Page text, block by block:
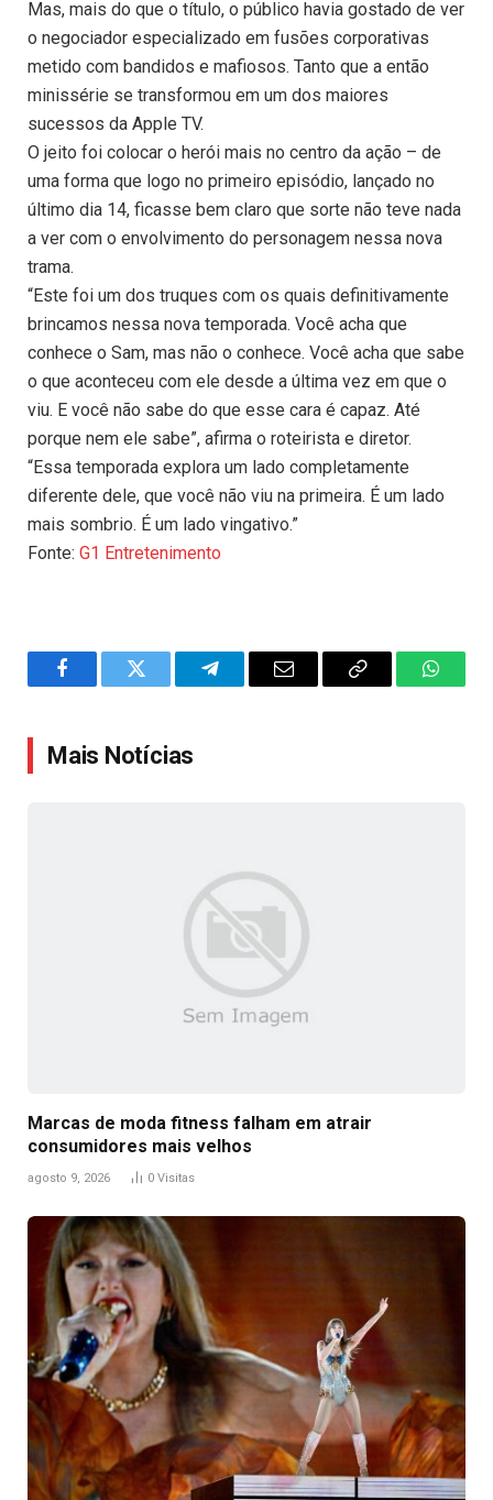
Mas, mais do que o título, o público havia gostado de ver
o negociador especializado em fusões corporativas
metido com bandidos e mafiosos. Tanto que a então
minissérie se transformou em um dos maiores
sucessos da Apple TV.
O jeito foi colocar o herói mais no centro da ação – de
uma forma que logo no primeiro episódio, lançado no
último dia 14, ficasse bem claro que sorte não teve nada
a ver com o envolvimento do personagem nessa nova
trama.
“Este foi um dos truques com os quais definitivamente
brincamos nessa nova temporada. Você acha que
conhece o Sam, mas não o conhece. Você acha que sabe
o que aconteceu com ele desde a última vez em que o
viu. E você não sabe do que esse cara é capaz. Até
porque nem ele sabe”, afirma o roteirista e diretor.
“Essa temporada explora um lado completamente
diferente dele, que você não viu na primeira. É um lado
mais sombrio. É um lado vingativo.”
Fonte: G1 Entretenimento
FacebookTwitter TelegramEmail
Copy
Mais Notícias
Marcas de moda fitness falham em atrair
consumidores mais velhos
agosto 9, 2026 0 Visitas